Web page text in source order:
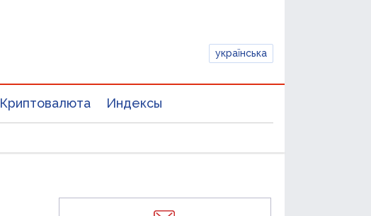
українська
Криптовалюта Индексы